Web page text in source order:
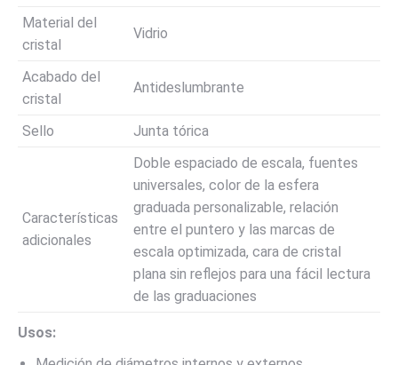
Material del
cristal
Vidrio
Acabado del
cristal
Antideslumbrante
Sello Junta tórica
Características
adicionales
Doble espaciado de escala, fuentes
universales, color de la esfera
graduada personalizable, relación
entre el puntero y las marcas de
escala optimizada, cara de cristal
plana sin reflejos para una fácil lectura
de las graduaciones
Usos: